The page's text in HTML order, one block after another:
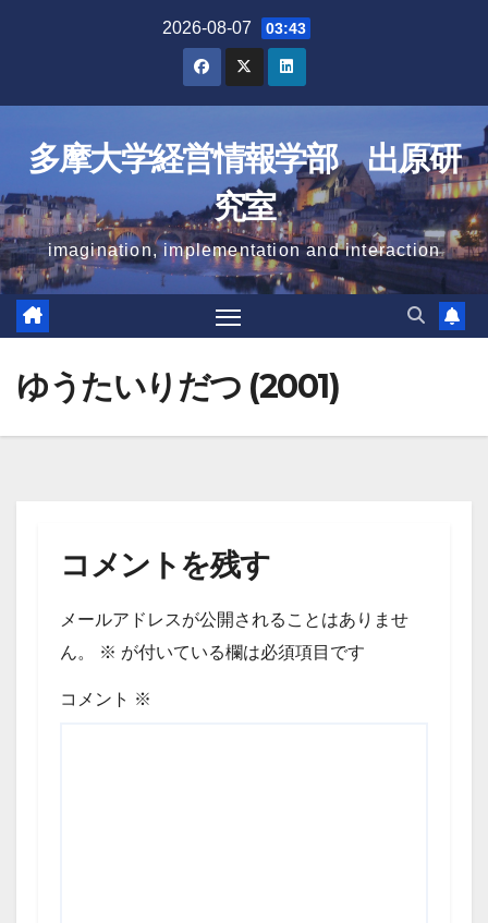
2026-08-07 03:43
多摩大学経営情報学部 出原研
究室
imagination, implementation and interaction
ゆうたいりだつ (2001)
コメントを残す
メールアドレスが公開されることはありませ
ん。
※ が付いている欄は必須項目です
コメント ※